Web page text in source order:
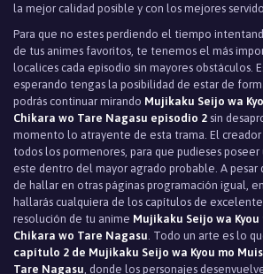
la mejor calidad posible y con los mejores
Para que no estes perdiendo el tiempo
de tus animes favoritos, te tenemos el más
localices cada episodio sin mayores obstáculos.
esperando tengas la posibilidad de estar de
podrás continuar mirando Mujikaku Seijo wa
Chikara wo Tare Nagasu episodio 2 sin
momento lo atrayente de esta trama. El
todos los pormenores, para que pudieses
este dentro del mayor agrado probable. A pesar
de hallar en otras páginas programación igual, en
hallarás cualquiera de los capítulos de
resolución de tu anime Mujikaku Seijo wa
Chikara wo Tare Nagasu. Todo un arte es lo
capítulo 2 de Mujikaku Seijo wa Kyou mo
Tare Nagasu, donde los personajes